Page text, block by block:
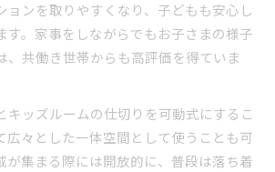
ョンを取りやすくなり、子どもも安心し
す。家事をしながらでもお子さまの様子
、共働き世帯からも高評価を得ていま
キッズルームの仕切りを可動式にするこ
広々とした一体空間として使うことも可
が集まる際には開放的に、普段は落ち着